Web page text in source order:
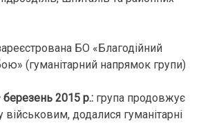
БО «Благодійний
(гуманітарний напрямок групи)
2015 р.: група продовжує
додалися гуманітарні